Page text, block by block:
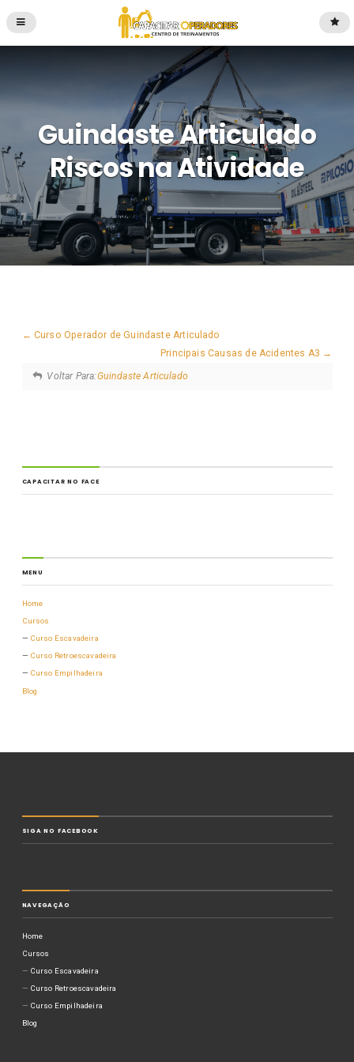
Guindaste Articulado
Riscos na Atividade
Curso Operador de Guindaste Articulado
Principais Causas de Acidentes A3
Voltar Para:Guindaste Articulado
CAPACITAR NO FACE
MENU
Home
Cursos
Curso Escavadeira
Curso Retroescavadeira
Curso Empilhadeira
Blog
SIGA NO FACEBOOK
NAVEGAÇÃO
Home
Cursos
Curso Escavadeira
Curso Retroescavadeira
Curso Empilhadeira
Blog